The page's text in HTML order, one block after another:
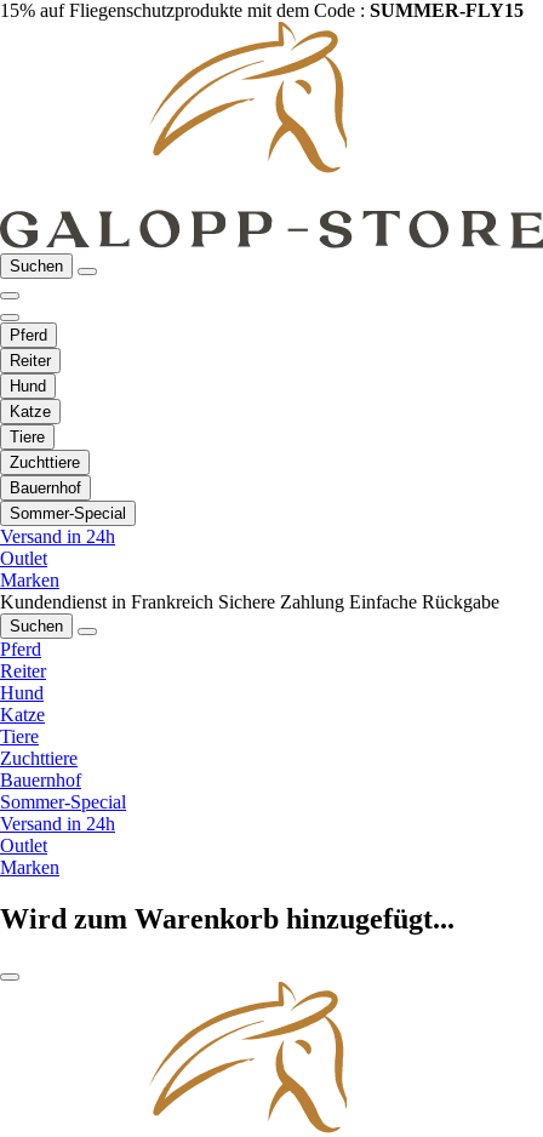
15% auf Fliegenschutzprodukte mit dem Code : SUMMER-FLY15
Suchen
Pferd
Reiter
Hund
Katze
Tiere
Zuchttiere
Bauernhof
Sommer-Special
Versand in 24h
Outlet
Marken
Kundendienst in Frankreich Sichere Zahlung Einfache Rückgabe
Suchen
Pferd
Reiter
Hund
Katze
Tiere
Zuchttiere
Bauernhof
Sommer-Special
Versand in 24h
Outlet
Marken
Wird zum Warenkorb hinzugefügt...